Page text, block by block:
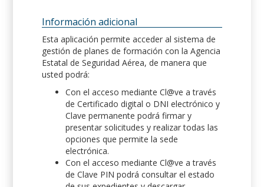
Información adicional
Esta aplicación permite acceder al sistema de
gestión de planes de formación con la Agencia
Estatal de Seguridad Aérea, de manera que
usted podrá:
Con el acceso mediante Cl@ve a través
de Certificado digital o DNI electrónico y
Clave permanente podrá firmar y
presentar solicitudes y realizar todas las
opciones que permite la sede
electrónica.
Con el acceso mediante Cl@ve a través
de Clave PIN podrá consultar el estado